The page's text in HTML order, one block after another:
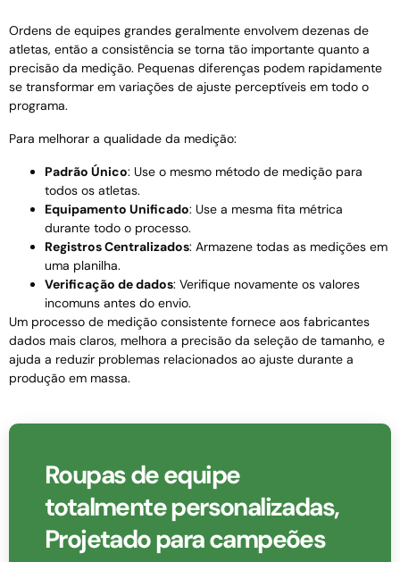
Ordens de equipes grandes geralmente envolvem dezenas de
atletas, então a consistência se torna tão importante quanto a
precisão da medição. Pequenas diferenças podem rapidamente
se transformar em variações de ajuste perceptíveis em todo o
programa.
Para melhorar a qualidade da medição:
Padrão Único: Use o mesmo método de medição para
todos os atletas.
Equipamento Unificado: Use a mesma fita métrica
durante todo o processo.
Registros Centralizados: Armazene todas as medições em
uma planilha.
Verificação de dados: Verifique novamente os valores
incomuns antes do envio.
Um processo de medição consistente fornece aos fabricantes
dados mais claros, melhora a precisão da seleção de tamanho, e
ajuda a reduzir problemas relacionados ao ajuste durante a
produção em massa.
Roupas de equipe
totalmente personalizadas,
Projetado para campeões